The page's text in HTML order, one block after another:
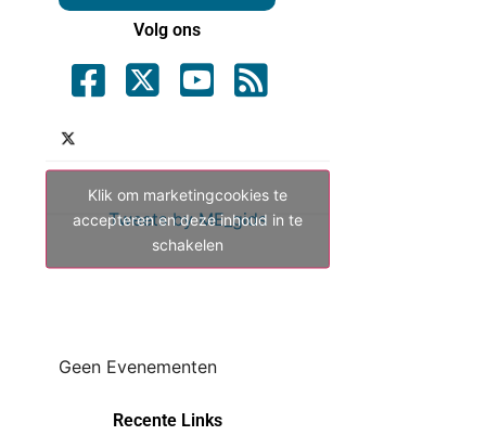
Volg ons
Tweets by ME_gids
Klik om marketingcookies te
accepteren en deze inhoud in te
schakelen
Geen Evenementen
Recente Links